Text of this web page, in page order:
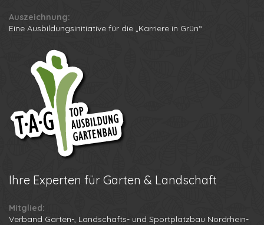
Auszeichnung:
Eine Ausbildungsinitiative für die „Karriere in Grün“
Ihre Experten für Garten & Landschaft
Mitglied:
Verband Garten-, Landschafts- und Sportplatzbau Nordrhein-